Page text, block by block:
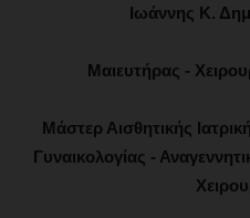
Ιωάννης Κ.
Μαιευτήρας -
Μάστερ Αισθητικής
Γυναικολογίας -